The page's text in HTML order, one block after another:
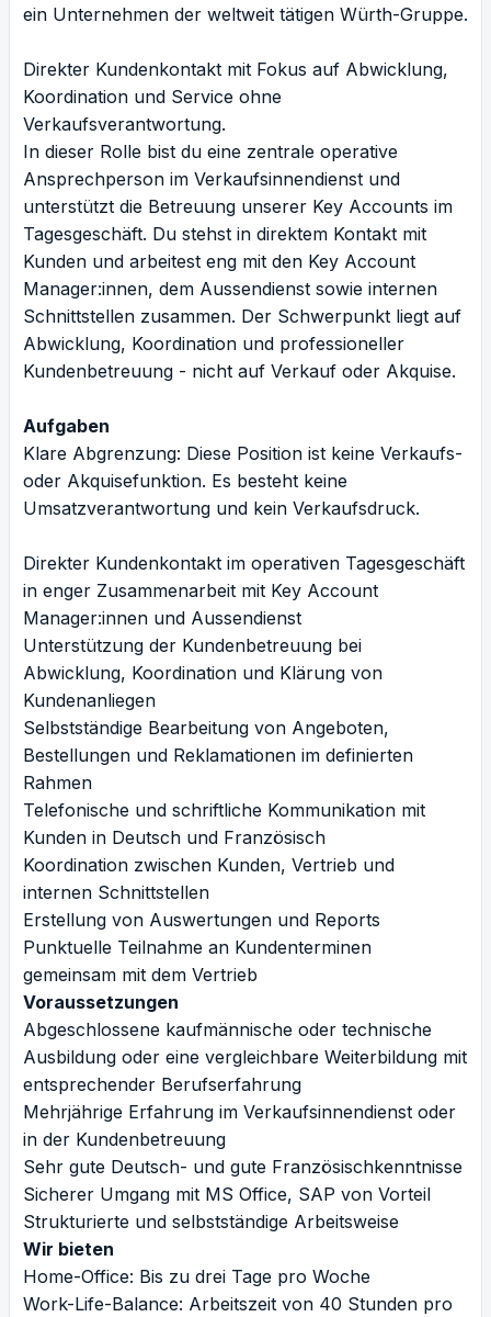
ein Unternehmen der weltweit tätigen Würth-Gruppe.
Direkter Kundenkontakt mit Fokus auf Abwicklung,
Koordination und Service ohne
Verkaufsverantwortung.
In dieser Rolle bist du eine zentrale operative
Ansprechperson im Verkaufsinnendienst und
unterstützt die Betreuung unserer Key Accounts im
Tagesgeschäft. Du stehst in direktem Kontakt mit
Kunden und arbeitest eng mit den Key Account
Manager:innen, dem Aussendienst sowie internen
Schnittstellen zusammen. Der Schwerpunkt liegt auf
Abwicklung, Koordination und professioneller
Kundenbetreuung - nicht auf Verkauf oder Akquise.
Aufgaben
Klare Abgrenzung: Diese Position ist keine Verkaufs-
oder Akquisefunktion. Es besteht keine
Umsatzverantwortung und kein Verkaufsdruck.
Direkter Kundenkontakt im operativen Tagesgeschäft
in enger Zusammenarbeit mit Key Account
Manager:innen und Aussendienst
Unterstützung der Kundenbetreuung bei
Abwicklung, Koordination und Klärung von
Kundenanliegen
Selbstständige Bearbeitung von Angeboten,
Bestellungen und Reklamationen im definierten
Rahmen
Telefonische und schriftliche Kommunikation mit
Kunden in Deutsch und Französisch
Koordination zwischen Kunden, Vertrieb und
internen Schnittstellen
Erstellung von Auswertungen und Reports
Punktuelle Teilnahme an Kundenterminen
gemeinsam mit dem Vertrieb
Voraussetzungen
Abgeschlossene kaufmännische oder technische
Ausbildung oder eine vergleichbare Weiterbildung mit
entsprechender Berufserfahrung
Mehrjährige Erfahrung im Verkaufsinnendienst oder
in der Kundenbetreuung
Sehr gute Deutsch- und gute Französischkenntnisse
Sicherer Umgang mit MS Office, SAP von Vorteil
Strukturierte und selbstständige Arbeitsweise
Wir bieten
Home-Office: Bis zu drei Tage pro Woche
Work-Life-Balance: Arbeitszeit von 40 Stunden pro